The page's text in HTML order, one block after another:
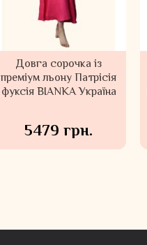
Довга сорочка із
преміум льону Патрісія
фуксія BIANKA Україна
5479 грн.
Купальник роздільний
топ та високі плавки
Seafolly Австралія